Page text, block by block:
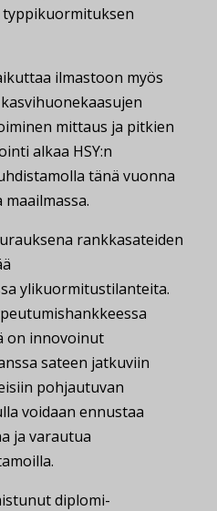
typpikuormituksen
ilmastoon myös
mittaus ja pitkien
alkaa HSY:n
tänä vuonna
rankkasateiden
ylikuormitustilanteita.
on innovoinut
sateen jatkuviin
pohjautuvan
voidaan ennustaa
ja varautua
diplomi-